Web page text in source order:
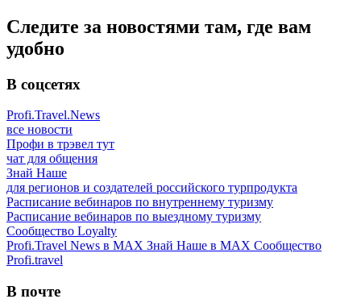
Следите за новостями там, где вам
удобно
В соцсетях
Profi.Travel.News
все новости
Профи в трэвел тут
чат для общения
Знай Наше
для регионов и создателей российского турпродукта
Расписание вебинаров по внутреннему туризму
Расписание вебинаров по выездному туризму
Сообщество Loyalty
Profi.Travel News в MAX Знай Наше в MAX Сообщество
Profi.travel
В почте